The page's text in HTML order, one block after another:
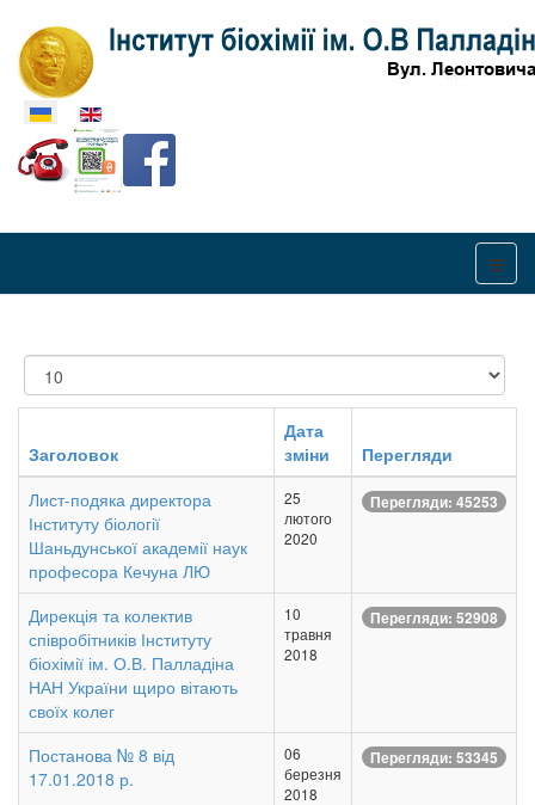
Оберіть свою мову
Показувати
Заголовок
Дата
зміни
Перегляди
Лист-подяка директора
Інституту біології
Шаньдунської академії наук
професора Кечуна ЛЮ
25
лютого
2020
Перегляди: 45253
Дирекція та колектив
співробітників Інституту
біохімії ім. О.В. Палладіна
НАН України щиро вітають
своїх колег
10
травня
2018
Перегляди: 52908
Постанова № 8 від
17.01.2018 р.
06
березня
2018
Перегляди: 53345